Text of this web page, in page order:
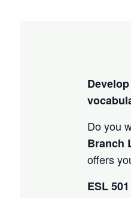
Do you
Branch
offers
ESL